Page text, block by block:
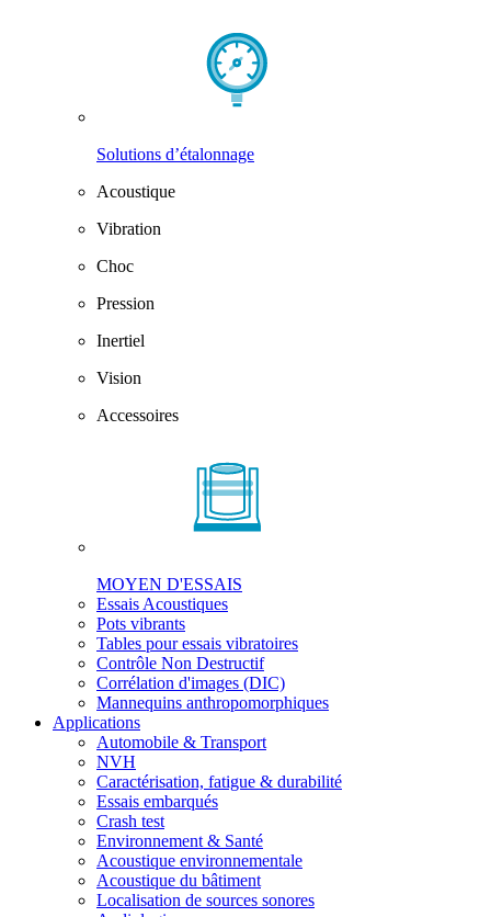
Solutions d’étalonnage
Acoustique
Vibration
Choc
Pression
Inertiel
Vision
Accessoires
MOYEN D'ESSAIS
Essais Acoustiques
Pots vibrants
Tables pour essais vibratoires
Contrôle Non Destructif
Corrélation d'images (DIC)
Mannequins anthropomorphiques
Applications
Automobile & Transport
NVH
Caractérisation, fatigue & durabilité
Essais embarqués
Crash test
Environnement & Santé
Acoustique environnementale
Acoustique du bâtiment
Localisation de sources sonores